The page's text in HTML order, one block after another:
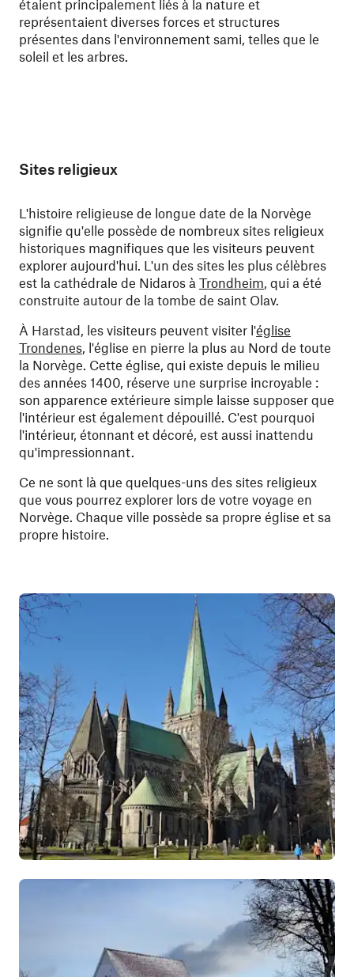
étaient principalement liés à la nature et
représentaient diverses forces et structures
présentes dans l'environnement sami, telles que le
soleil et les arbres.
Sites religieux
L'histoire religieuse de longue date de la Norvège
signifie qu'elle possède de nombreux sites religieux
historiques magnifiques que les visiteurs peuvent
explorer aujourd'hui. L'un des sites les plus célèbres
est la cathédrale de Nidaros à Trondheim, qui a été
construite autour de la tombe de saint Olav.
À Harstad, les visiteurs peuvent visiter l'église
Trondenes, l'église en pierre la plus au Nord de toute
la Norvège. Cette église, qui existe depuis le milieu
des années 1400, réserve une surprise incroyable :
son apparence extérieure simple laisse supposer que
l'intérieur est également dépouillé. C'est pourquoi
l'intérieur, étonnant et décoré, est aussi inattendu
qu'impressionnant.
Ce ne sont là que quelques-uns des sites religieux
que vous pourrez explorer lors de votre voyage en
Norvège. Chaque ville possède sa propre église et sa
propre histoire.